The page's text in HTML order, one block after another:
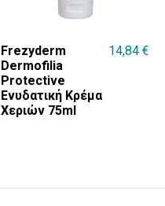
Frezyderm
Dermofilia
Protective
Ενυδατική Κρέμα
Χεριών 75ml
14,84 €